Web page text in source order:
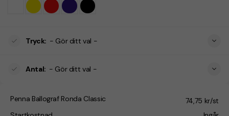
Tryck: - Gör ditt val -
Antal: - Gör ditt val -
Penna Ballograf Ronda Classic
74,75 kr/st